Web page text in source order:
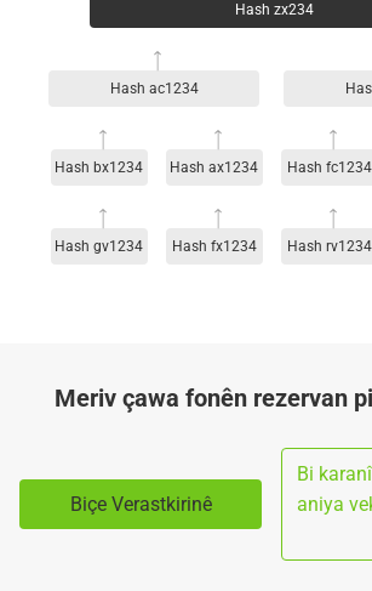
Hash zx234
Hash ac1234
Hash bx1234 Hash ax1234 Hash fc1234
Hash gv1234 Hash fx1234 Hash rv1234
Meriv çawa fonên rezervan
Biçe Verastkirinê
Bi
aniya